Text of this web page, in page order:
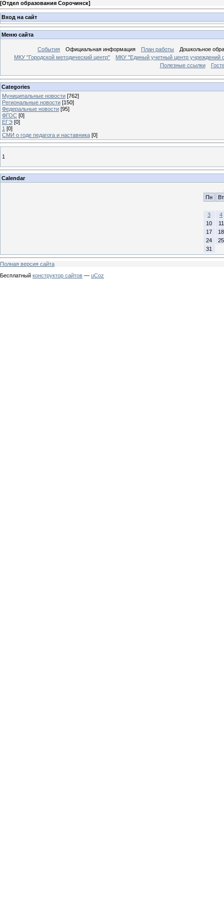
[Отдел образования Сорочинск]
Вход на сайт
Меню сайта
События Официальная информация План работы
Дошкольное
МКУ "Городской методический центр"
МКУ "Единый учетный центр учреждений
Полезные ссылки
Categories
Муниципальные новости [762]
Региональные новости [150]
Федеральные новости [95]
ФГОС [0]
ЕГЭ [0]
1 [0]
СМИ о годе педагога и наставника [0]
1
Calendar
Пн
Вт
3
4
10
11
17
18
24
25
31
Полная версия сайта
Бесплатный конструктор сайтов — uCoz